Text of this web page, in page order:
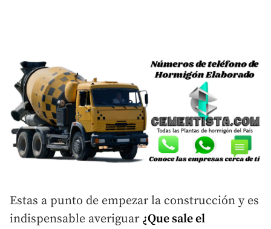
Estas a punto de empezar la construcción y es
indispensable averiguar ¿Que sale el